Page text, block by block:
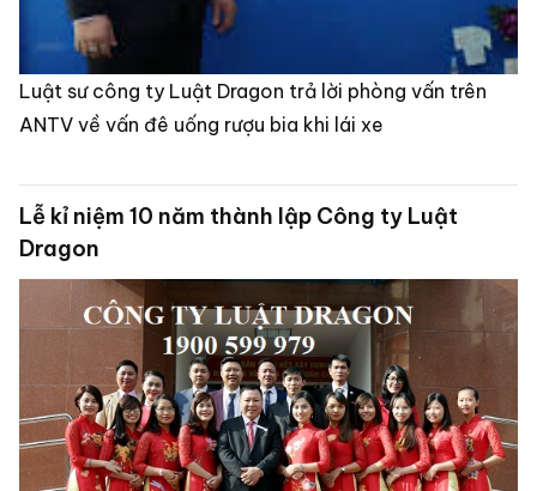
Luật sư công ty Luật Dragon trả lời phòng vấn trên
ANTV về vấn đê uống rượu bia khi lái xe
Lễ kỉ niệm 10 năm thành lập Công ty Luật
Dragon